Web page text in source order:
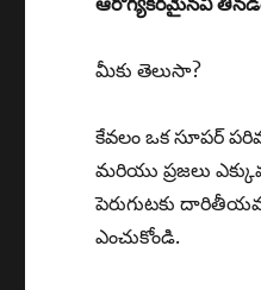
మీకు తెలుసా?
కేవలం ఒక సూపర్
మరియు ప్రజలు
పెరుగుటకు
ఎంచుకోండి.